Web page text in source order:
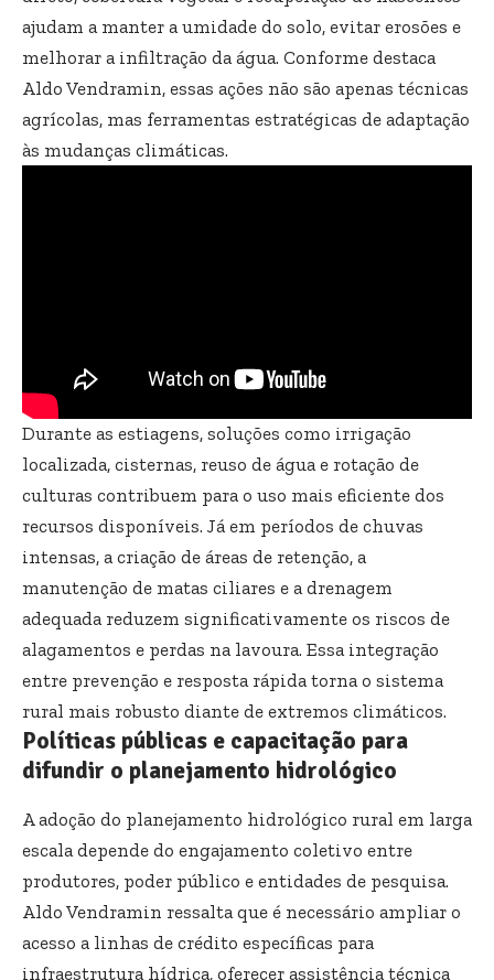
ajudam a manter a umidade do solo, evitar erosões e
melhorar a infiltração da água. Conforme destaca
Aldo Vendramin, essas ações não são apenas técnicas
agrícolas, mas ferramentas estratégicas de adaptação
às mudanças climáticas.
Durante as estiagens, soluções como irrigação
localizada, cisternas, reuso de água e rotação de
culturas contribuem para o uso mais eficiente dos
recursos disponíveis. Já em períodos de chuvas
intensas, a criação de áreas de retenção, a
manutenção de matas ciliares e a drenagem
adequada reduzem significativamente os riscos de
alagamentos e perdas na lavoura. Essa integração
entre prevenção e resposta rápida torna o sistema
rural mais robusto diante de extremos climáticos.
Políticas públicas e capacitação para
difundir o planejamento hidrológico
A adoção do planejamento hidrológico rural em larga
escala depende do engajamento coletivo entre
produtores, poder público e entidades de pesquisa.
Aldo Vendramin ressalta que é necessário ampliar o
acesso a linhas de crédito específicas para
infraestrutura hídrica, oferecer assistência técnica